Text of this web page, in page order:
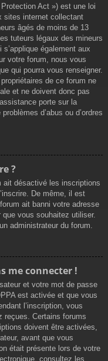
Act ») est une loi
sites internet collectant
âgés de moins de 13
tuteurs légaux des mineurs
également aux
votre forum, nous vous
qui pourra vous renseigner.
de ce forum ne
et ne doivent donc pas
porte sur la
d’abus ou d’ordres
?
ait désactivé les inscriptions
De même, il est
ait banni votre adresse
que vous souhaitez utiliser.
administrateur du forum.
me connecter !
et votre mot de passe
est activée et que vous
l’inscription, vous
reçues. Certains forums
doivent être activées,
avant que vous
était présente lors de votre
consultez les